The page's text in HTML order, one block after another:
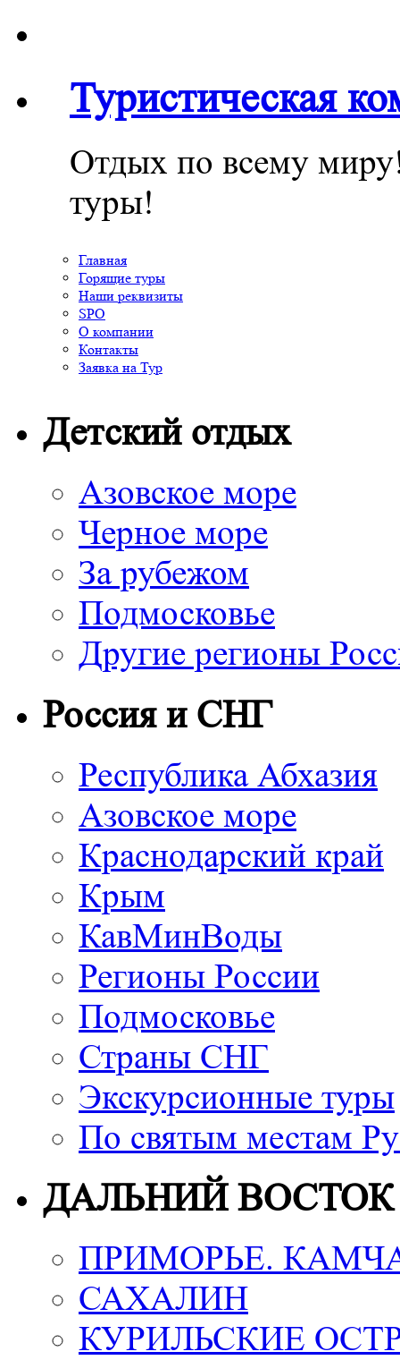
Туристическая
Отдых по всему
туры!
Главная
Горящие туры
Наши реквизиты
SPO
О компании
Контакты
Заявка на Тур
Детский отдых
Азовское море
Черное море
За рубежом
Подмосковье
Другие регионы
Россия и СНГ
Республика Абхазия
Азовское море
Краснодарский край
Крым
КавМинВоды
Регионы России
Подмосковье
Страны СНГ
Экскурсионные туры
По святым местам
ДАЛЬНИЙ ВОСТОК
ПРИМОРЬЕ.
САХАЛИН
КУРИЛЬСКИЕ